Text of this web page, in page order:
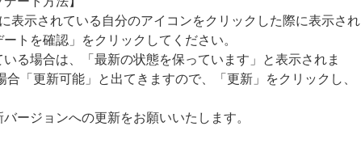
表示されている自分のアイコンをクリックした際に表示され
トを確認」をクリックしてください。
る場合は、「最新の状態を保っています」と表示されま
「更新可能」と出てきますので、「更新」をクリックし、
ージョンへの更新をお願いいたします。